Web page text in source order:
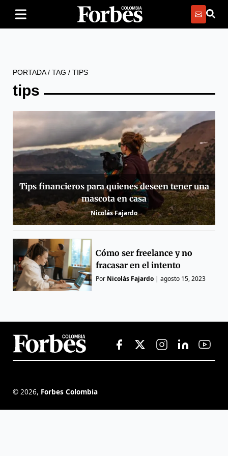
PORTADA/ TAG / TIPS
tips
Tips financieros para quienes deseen tener una
mascota en casa
Nicolás Fajardo
Cómo ser freelance y no
fracasar en el intento
Por Nicolás Fajardo |agosto 15, 2023
© 2026, Forbes Colombia